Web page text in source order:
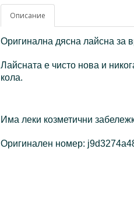
Описание
Оригинална дясна лайсна за
Лайсната е чисто нова и
кола.
Има леки козметични
Оригинален номер: